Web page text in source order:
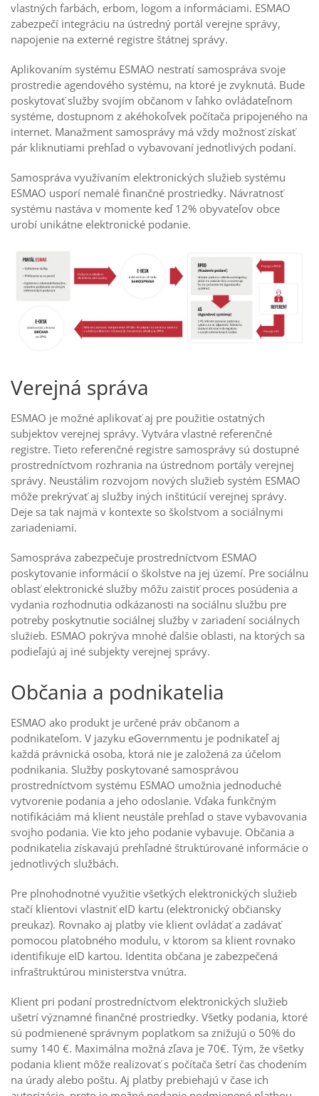
vlastných farbách, erbom, logom a informáciami. ESMAO
zabezpečí integráciu na ústredný portál verejne správy,
napojenie na externé registre štátnej správy.
Aplikovaním systému ESMAO nestratí samospráva svoje
prostredie agendového systému, na ktoré je zvyknutá. Bude
poskytovať služby svojím občanom v ľahko ovládateľnom
systéme, dostupnom z akéhokoľvek počítača pripojeného na
internet. Manažment samosprávy má vždy možnosť získať
pár kliknutiami prehľad o vybavovaní jednotlivých podaní.
Samospráva využívaním elektronických služieb systému
ESMAO usporí nemalé finančné prostriedky. Návratnosť
systému nastáva v momente keď 12% obyvateľov obce
urobí unikátne elektronické podanie.
Verejná správa
ESMAO je možné aplikovať aj pre použitie ostatných
subjektov verejnej správy. Vytvára vlastné referenčné
registre. Tieto referenčné registre samosprávy sú dostupné
prostredníctvom rozhrania na ústrednom portály verejnej
správy. Neustálim rozvojom nových služieb systém ESMAO
môže prekrývať aj služby iných inštitúcií verejnej správy.
Deje sa tak najmä v kontexte so školstvom a sociálnymi
zariadeniami.
Samospráva zabezpečuje prostredníctvom ESMAO
poskytovanie informácií o školstve na jej území. Pre sociálnu
oblasť elektronické služby môžu zaistiť proces posúdenia a
vydania rozhodnutia odkázanosti na sociálnu službu pre
potreby poskytnutie sociálnej služby v zariadení sociálnych
služieb. ESMAO pokrýva mnohé ďalšie oblasti, na ktorých sa
podieľajú aj iné subjekty verejnej správy.
Občania a podnikatelia
ESMAO ako produkt je určené práv občanom a
podnikateľom. V jazyku eGovernmentu je podnikateľ aj
každá právnická osoba, ktorá nie je založená za účelom
podnikania. Služby poskytované samosprávou
prostredníctvom systému ESMAO umožnia jednoduché
vytvorenie podania a jeho odoslanie. Vďaka funkčným
notifikáciám má klient neustále prehľad o stave vybavovania
svojho podania. Vie kto jeho podanie vybavuje. Občania a
podnikatelia získavajú prehľadné štruktúrované informácie o
jednotlivých službách.
Pre plnohodnotné využitie všetkých elektronických služieb
stačí klientovi vlastniť eID kartu (elektronický občiansky
preukaz). Rovnako aj platby vie klient ovládať a zadávať
pomocou platobného modulu, v ktorom sa klient rovnako
identifikuje eID kartou. Identita občana je zabezpečená
infraštruktúrou ministerstva vnútra.
Klient pri podaní prostredníctvom elektronických služieb
ušetrí významné finančné prostriedky. Všetky podania, ktoré
sú podmienené správnym poplatkom sa znižujú o 50% do
sumy 140 €. Maximálna možná zľava je 70€. Tým, že všetky
podania klient môže realizovať s počítača šetrí čas chodením
na úrady alebo poštu. Aj platby prebiehajú v čase ich